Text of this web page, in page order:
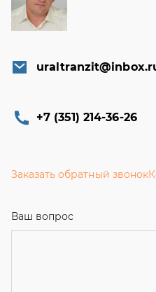
+7 (351) 214-36-26
Заказать обратный звонок
Ваш вопрос